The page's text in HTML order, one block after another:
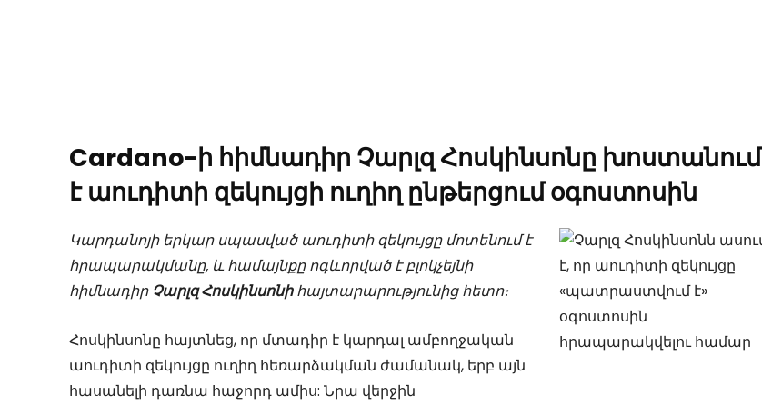
Cardano-ի հիմնադիր Չարլզ Հոսկինսոնը խոստանում
է աուդիտի զեկույցի ուղիղ ընթերցում օգոստոսին
Կարդանոյի երկար սպասված աուդիտի զեկույցը մոտենում է
հրապարակմանը, և համայնքը ոգևորված է բլոկչեյնի
հիմնադիր Չարլզ Հոսկինսոնիհայտարարությունից հետո։
Հոսկինսոնը հայտնեց, որ մտադիր է կարդալ ամբողջական
աուդիտի զեկույցը ուղիղ հեռարձակման ժամանակ, երբ այն
հասանելի դառնա հաջորդ ամիս: Նրա վերջին